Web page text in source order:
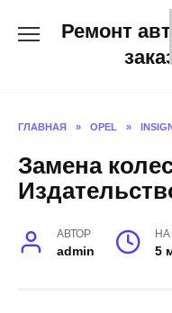
Ремонт
ГЛАВНАЯ » OPEL »
Замена
АВТОР
admin 5